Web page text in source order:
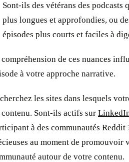
Sont-ils des vétérans des podcasts
plus longues et approfondies, ou
épisodes plus courts et faciles à
de ces nuances
à votre approche narrative.
les sites dans lesquels
contenu. Sont-ils actifs sur
à des communautés
au moment de promouvoir
autour de votre contenu.